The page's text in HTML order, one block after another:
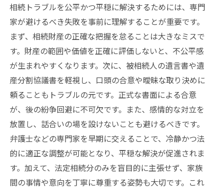
相続トラブルを公平かつ平穏に解決するためには、専門
家が避けるべき失敗を事前に理解することが重要です。
まず、相続財産の正確な把握を怠ることは大きなミスで
す。財産の範囲や価値を正確に評価しないと、不公平感
が生まれやすくなります。次に、被相続人の遺言書や遺
産分割協議書を軽視し、口頭の合意や曖昧な取り決めに
頼ることもトラブルの元です。正式な書面による合意
が、後の紛争回避に不可欠です。また、感情的な対立を
放置し、話合いの場を設けないことも避けるべきです。
弁護士などの専門家を早期に交えることで、冷静かつ法
的に適正な調整が可能となり、平穏な解決が促進されま
す。加えて、法定相続分のみを盲目的に主張せず、家族
間の事情や意向を丁寧に尊重する姿勢も大切です。これ